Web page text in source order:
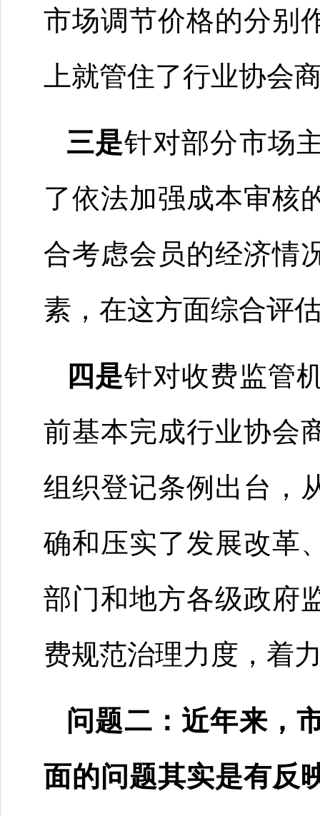
市场调节价格的分别
上就管住了行业协会
三是针对部分市场
了依法加强成本审核
合考虑会员的经济情
素，在这方面综合评
四是针对收费监管
前基本完成行业协会
组织登记条例出台，
确和压实了发展改革
部门和地方各级政府
费规范治理力度，着
问题二：近年来，
面的问题其实是有反